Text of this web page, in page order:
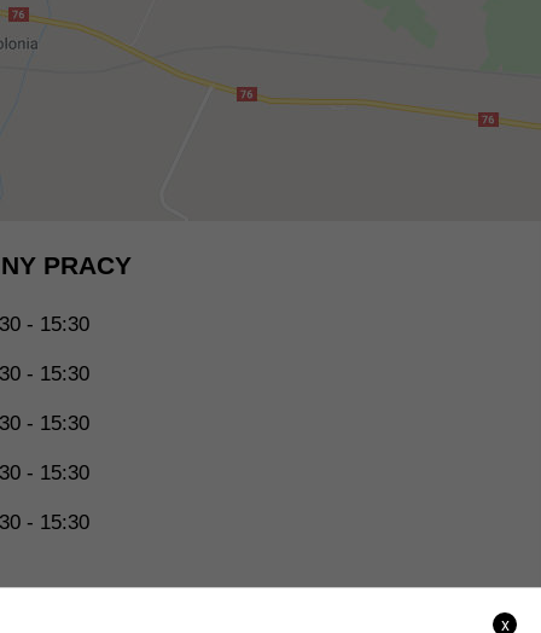
PRACY
- 15:30
- 15:30
- 15:30
- 15:30
- 15:30
x